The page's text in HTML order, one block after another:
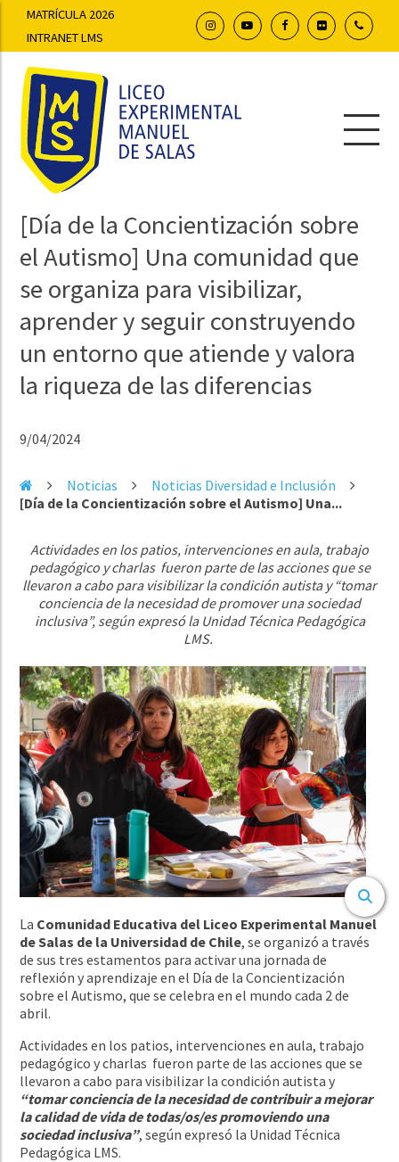
MATRÍCULA 2026
INTRANET LMS
[Día de la Concientización sobre
el Autismo] Una comunidad que
se organiza para visibilizar,
aprender y seguir construyendo
un entorno que atiende y valora
la riqueza de las diferencias
9/04/2024
Noticias
Noticias Diversidad e Inclusión
[Día de la Concientización sobre el Autismo] Una...
Actividades en los patios, intervenciones en aula, trabajo
pedagógico y charlas fueron parte de las acciones que se
llevaron a cabo para visibilizar la condición autista y “tomar
conciencia dela necesidad de promover una sociedad
inclusiva”, según expresó la Unidad Técnica Pedagógica
LMS.
La Comunidad Educativa del Liceo Experimental Manuel
de Salas de la Universidad de Chile, se organizó a través
de sus tres estamentos para activar una jornada de
reflexión y aprendizaje en el Día de la Concientización
sobre el Autismo, que se celebra en el mundo cada 2 de
abril.
Actividades en los patios, intervenciones en aula, trabajo
pedagógico y charlas fueron parte de las acciones que se
llevaron a cabo para visibilizar la condición autista y
“tomar conciencia dela necesidad de contribuir a mejorar
la calidad de vida de todas/os/es promoviendo una
sociedad inclusiva”, según expresó la Unidad Técnica
Pedagógica LMS.